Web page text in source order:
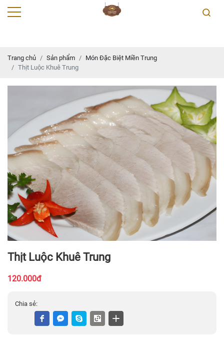
Trang chủ Sản phẩm
Món Đặc Biệt Miền Trung
Thịt Luộc Khuê Trung
Thịt Luộc Khuê Trung
120.000đ
Chia sẻ: